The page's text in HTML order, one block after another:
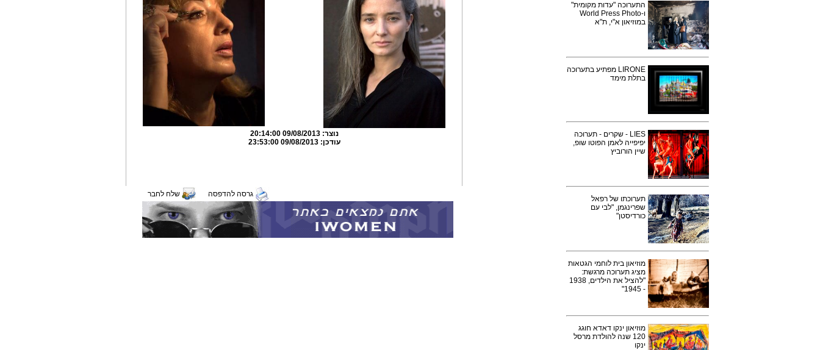
התערוכה "עדות מקומית"
ו-World Press Photo
במוזיאון א"י, ת"א
LIRONE מפתיע בתערוכה
בתלת מימד
LIES - שקרים - תערוכה
יפיפייה לאמן הפוטו שופ,
שיין הורוביץ
תערוכתו של רפאל
שפרינגמן, "לבי עם
כורדיסטן"
מוזיאון בית לוחמי הגטאות
מציג תערוכה מרגשת:
"להציל את הילדים, 1938
- 1945"
מוזיאון ינקו דאדא חוגג
120 שנה להולדת מרסל
ינקו
נוצר:09/08/2013 20:14:00
עודכן:09/08/2013 23:53:00
גרסה להדפסה שלח לחבר